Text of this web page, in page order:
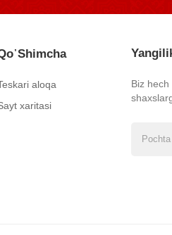
aloqa
xaritasi
Biz